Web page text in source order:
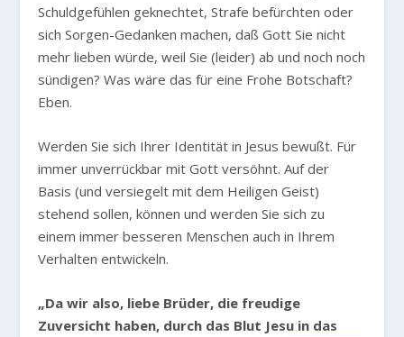
Schuldgefühlen geknechtet, Strafe befürchten oder
sich Sorgen-Gedanken machen, daß Gott Sie nicht
mehr lieben würde, weil Sie (leider) ab und noch noch
sündigen? Was wäre das für eine Frohe Botschaft?
Eben.
Werden Sie sich Ihrer Identität in Jesus bewußt. Für
immer unverrückbar mit Gott versöhnt. Auf der
Basis (und versiegelt mit dem Heiligen Geist)
stehend sollen, können und werden Sie sich zu
einem immer besseren Menschen auch in Ihrem
Verhalten entwickeln.
„Da wir also, liebe Brüder, die freudige
Zuversicht haben, durch das Blut Jesu in das